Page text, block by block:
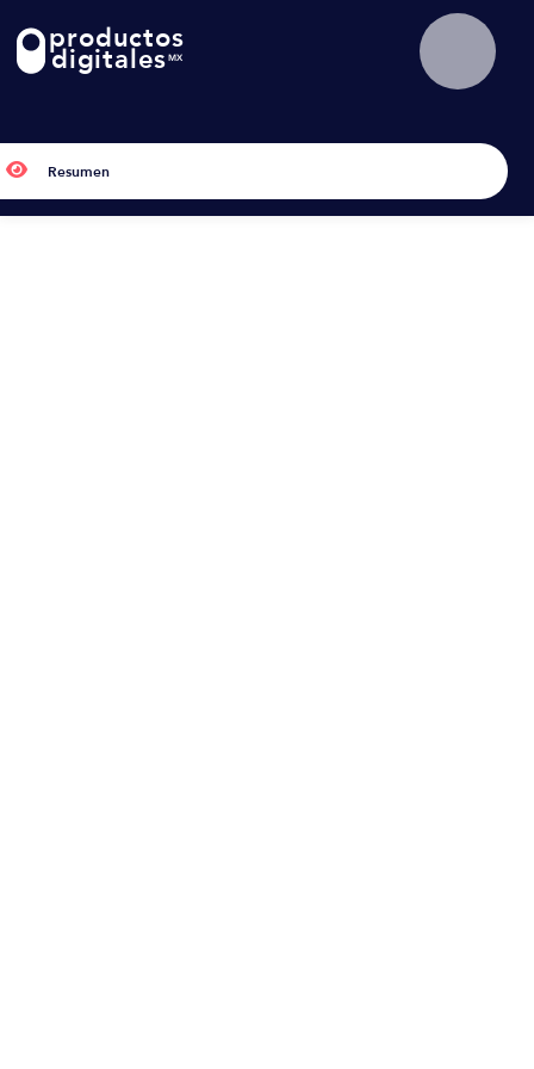
productos
digitalesMX
 Resumen